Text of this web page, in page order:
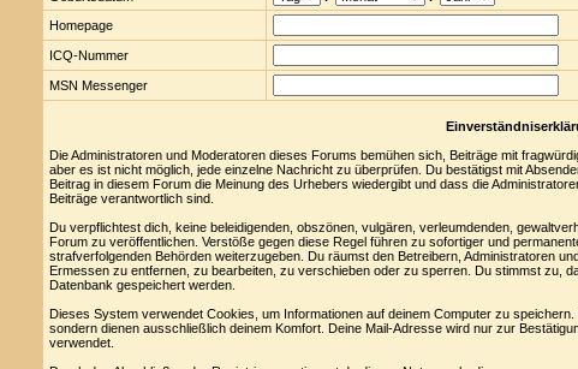
Homepage
ICQ-Nummer
MSN Messenger
Die Administratoren und Moderatoren dieses Forums bemühen sich, Beiträge mit
aber es ist nicht möglich, jede einzelne Nachricht zu überprüfen. Du bestätigst mit
Beitrag in diesem Forum die Meinung des Urhebers wiedergibt und dass die
Beiträge verantwortlich sind.
Du verpflichtest dich, keine beleidigenden, obszönen, vulgären, verleumdenden,
Forum zu veröffentlichen. Verstöße gegen diese Regel führen zu sofortiger und
strafverfolgenden Behörden weiterzugeben. Du räumst den Betreibern, Administratoren
Ermessen zu entfernen, zu bearbeiten, zu verschieben oder zu sperren. Du stimmst zu,
Datenbank gespeichert werden.
Dieses System verwendet Cookies, um Informationen auf deinem Computer zu
sondern dienen ausschließlich deinem Komfort. Deine Mail-Adresse wird nur zur
verwendet.